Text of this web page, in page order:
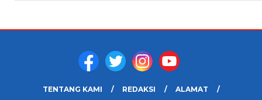
TENTANG KAMI REDAKSI
ALAMAT